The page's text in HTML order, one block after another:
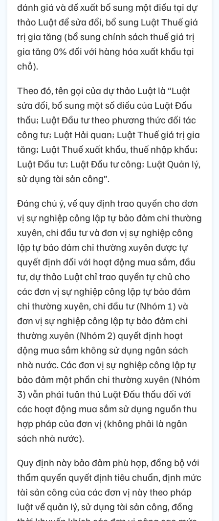
đánh giá và đề xuất bổ sung một điều tại dự
thảo Luật để sửa đổi, bổ sung Luật Thuế giá
trị gia tăng (bổ sung chính sách thuế giá trị
gia tăng 0% đối với hàng hóa xuất khẩu tại
chỗ).
Theo đó, tên gọi của dự thảo Luật là “Luật
sửa đổi, bổ sung một số điều của Luật Đấu
thầu; Luật Đầu tư theo phương thức đối tác
công tư; Luật Hải quan; Luật Thuế giá trị gia
tăng; Luật Thuế xuất khẩu, thuế nhập khẩu;
Luật Đầu tư; Luật Đầu tư công; Luật Quản lý,
sử dụng tài sản công”.
Đáng chú ý, về quy định trao quyền cho đơn
vị sự nghiệp công lập tự bảo đảm chi thường
xuyên, chi đầu tư và đơn vị sự nghiệp công
lập tự bảo đảm chi thường xuyên được tự
quyết định đối với hoạt động mua sắm, đầu
tư, dự thảo Luật chỉ trao quyền tự chủ cho
các đơn vị sự nghiệp công lập tự bảo đảm
chi thường xuyên, chi đầu tư (Nhóm 1) và
đơn vị sự nghiệp công lập tự bảo đảm chi
thường xuyên (Nhóm 2) quyết định hoạt
động mua sắm không sử dụng ngân sách
nhà nước. Các đơn vị sự nghiệp công lập tự
bảo đảm một phần chi thường xuyên (Nhóm
3) vẫn phải tuân thủ Luật Đấu thầu đối với
các hoạt động mua sắm sử dụng nguồn thu
hợp pháp của đơn vị (không phải là ngân
sách nhà nước).
Quy định này bảo đảm phù hợp, đồng bộ với
thẩm quyền quyết định tiêu chuẩn, định mức
tài sản công của các đơn vị này theo pháp
luật về quản lý, sử dụng tài sản công, đồng